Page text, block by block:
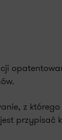
z
przypisać